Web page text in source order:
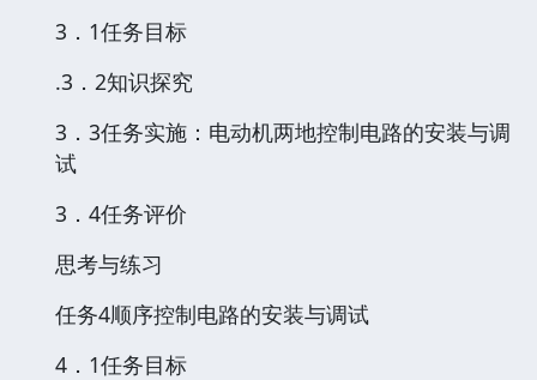
3．1任务目标
.3．2知识探究
3．3任务实施：电动机两地控制电路的安装与调
试
3．4任务评价
思考与练习
任务4顺序控制电路的安装与调试
4．1任务目标